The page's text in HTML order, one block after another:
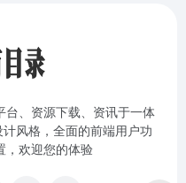
台、资源下载、资讯于一体
风格，全面的前端用户功
，欢迎您的体验